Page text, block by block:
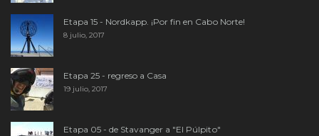
Etapa 15 - Nordkapp. ¡Por fin en Cabo Norte!
8 julio, 2017
Etapa 25 - regreso a Casa
19 julio, 2017
Etapa 05 - de Stavanger a "El Púlpito"